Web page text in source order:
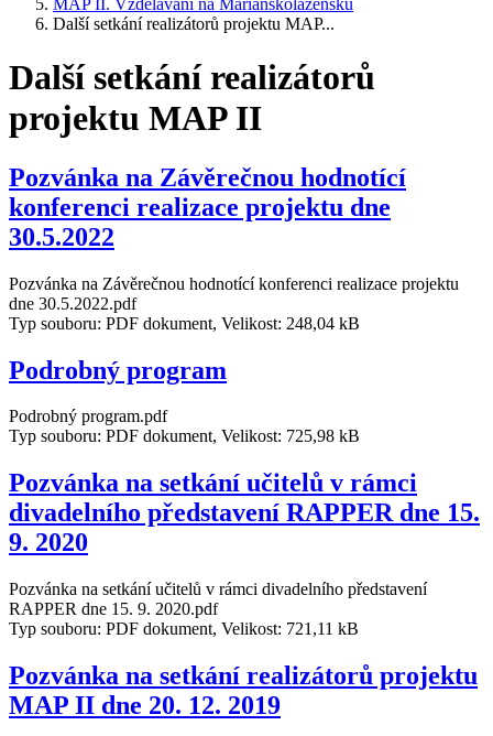
Další setkání realizátorů projektu MAP...
Další setkání realizátorů
projektu MAP II
Pozvánka na Závěrečnou hodnotící
konferenci realizace projektu dne
30.5.2022
Pozvánka na Závěrečnou hodnotící konferenci realizace projektu
dne 30.5.2022.pdf
Typ souboru: PDF dokument, Velikost: 248,04 kB
Podrobný program
Podrobný program.pdf
Typ souboru: PDF dokument, Velikost: 725,98 kB
Pozvánka na setkání učitelů v rámci
divadelního představení RAPPER dne 15.
9. 2020
Pozvánka na setkání učitelů v rámci divadelního představení
RAPPER dne 15. 9. 2020.pdf
Typ souboru: PDF dokument, Velikost: 721,11 kB
Pozvánka na setkání realizátorů projektu
MAP II dne 20. 12. 2019